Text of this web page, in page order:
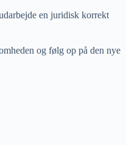
en juridisk korrekt
og følg op på den nye